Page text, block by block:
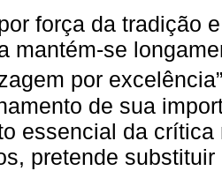
força da tradição
mantém-se
por
de sua
essencial da
pretende